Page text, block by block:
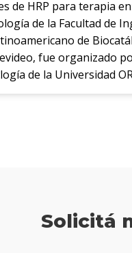
de HRP para terapia
de la Facultad de
de
fue organizado
de la Universidad
Solicitá